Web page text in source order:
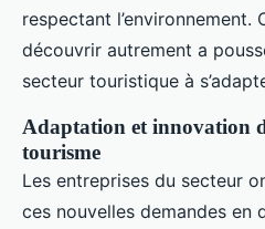
respectant l’environnement.
découvrir autrement a
secteur touristique à
Adaptation et innovation
tourisme
Les entreprises du secteur
ces nouvelles demandes en